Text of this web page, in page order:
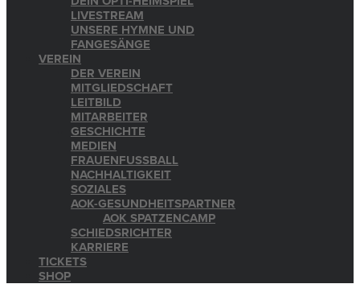
LIVESTREAM
UNSERE HYMNE UND
FANGESÄNGE
VEREIN
DER VEREIN
MITGLIEDSCHAFT
LEITBILD
MITARBEITER
GESCHICHTE
MEDIEN
FRAUENFUSSBALL
NACHHALTIGKEIT
SOZIALES
AOK-GESUNDHEITSPARTNER
AOK SPATZENCAMP
SCHIEDSRICHTER
KARRIERE
TICKETS
SHOP